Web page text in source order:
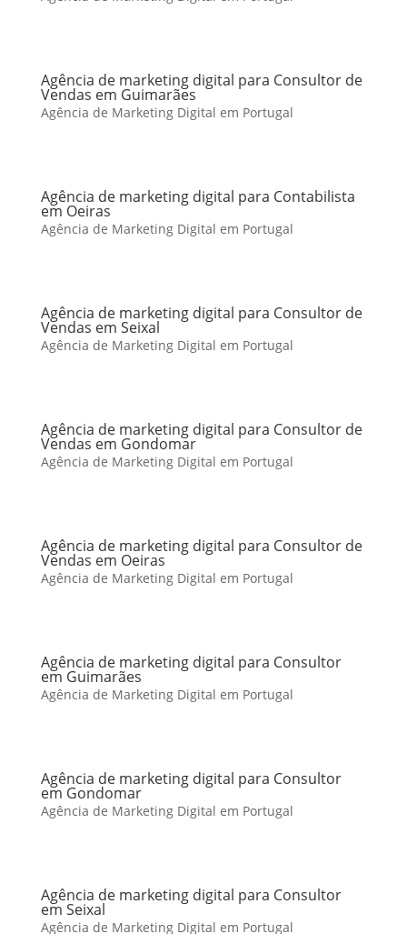
Agência de marketing digital para Consultor de
Vendas em Guimarães
Agência de Marketing Digital em Portugal
Agência de marketing digital para Contabilista
em Oeiras
Agência de Marketing Digital em Portugal
Agência de marketing digital para Consultor de
Vendas em Seixal
Agência de Marketing Digital em Portugal
Agência de marketing digital para Consultor de
Vendas em Gondomar
Agência de Marketing Digital em Portugal
Agência de marketing digital para Consultor de
Vendas em Oeiras
Agência de Marketing Digital em Portugal
Agência de marketing digital para Consultor
em Guimarães
Agência de Marketing Digital em Portugal
Agência de marketing digital para Consultor
em Gondomar
Agência de Marketing Digital em Portugal
Agência de marketing digital para Consultor
em Seixal
Agência de Marketing Digital em Portugal